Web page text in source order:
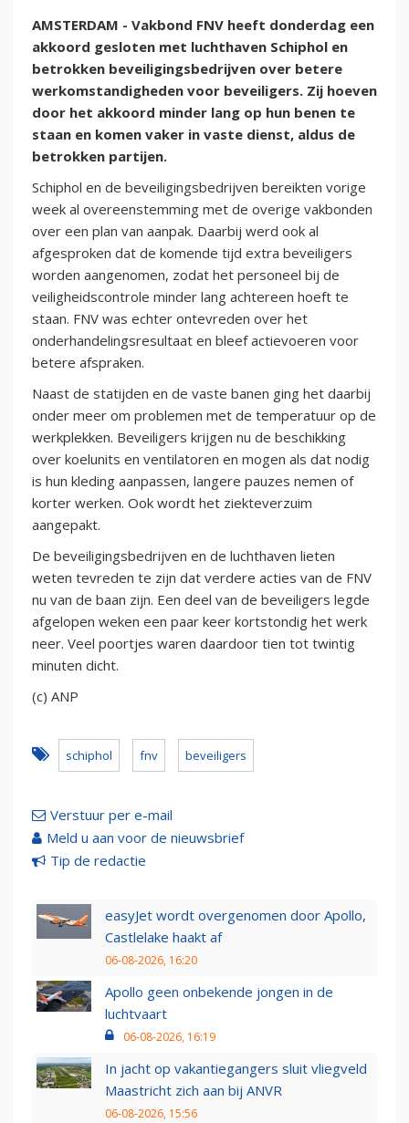
AMSTERDAM - Vakbond FNV heeft donderdag een
akkoord gesloten met luchthaven Schiphol en
betrokken beveiligingsbedrijven over betere
werkomstandigheden voor beveiligers. Zij hoeven
door het akkoord minder lang op hun benen te
staan en komen vaker in vaste dienst, aldus de
betrokken partijen.
Schiphol en de beveiligingsbedrijven bereikten vorige
week al overeenstemming met de overige vakbonden
over een plan van aanpak. Daarbij werd ook al
afgesproken dat de komende tijd extra beveiligers
worden aangenomen, zodat het personeel bij de
veiligheidscontrole minder lang achtereen hoeft te
staan. FNV was echter ontevreden over het
onderhandelingsresultaat en bleef actievoeren voor
betere afspraken.
Naast de statijden en de vaste banen ging het daarbij
onder meer om problemen met de temperatuur op de
werkplekken. Beveiligers krijgen nu de beschikking
over koelunits en ventilatoren en mogen als dat nodig
is hun kleding aanpassen, langere pauzes nemen of
korter werken. Ook wordt het ziekteverzuim
aangepakt.
De beveiligingsbedrijven en de luchthaven lieten
weten tevreden te zijn dat verdere acties van de FNV
nu van de baan zijn. Een deel van de beveiligers legde
afgelopen weken een paar keer kortstondig het werk
neer. Veel poortjes waren daardoor tien tot twintig
minuten dicht.
(c) ANP
schiphol fnv beveiligers
Verstuur per e-mail
Meld u aan voor de nieuwsbrief
Tip de redactie
easyJet wordt overgenomen door Apollo,
Castlelake haakt af
06-08-2026, 16:20
Apollo geen onbekende jongen in de
luchtvaart
06-08-2026, 16:19
In jacht op vakantiegangers sluit vliegveld
Maastricht zich aan bij ANVR
06-08-2026, 15:56